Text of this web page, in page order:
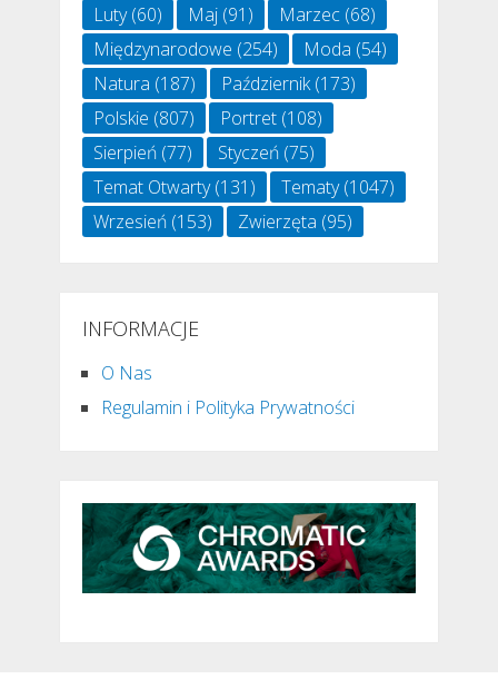
Luty(60) Maj(91) Marzec(68)
Międzynarodowe (254) Moda (54)
Natura (187) Październik(173)
Polskie (807) Portret(108)
Sierpień(77) Styczeń(75)
Temat Otwarty(131) Tematy(1047)
Wrzesień(153) Zwierzęta (95)
INFORMACJE
O Nas
Regulamin i Polityka Prywatności